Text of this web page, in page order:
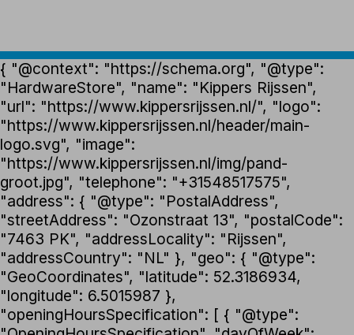
{ "@context": "https://schema.org", "@type":
"HardwareStore", "name": "Kippers Rijssen",
"url": "https://www.kippersrijssen.nl/", "logo":
"https://www.kippersrijssen.nl/header/main-
logo.svg", "image":
"https://www.kippersrijssen.nl/img/pand-
groot.jpg", "telephone": "+31548517575",
"address": { "@type": "PostalAddress",
"streetAddress": "Ozonstraat 13", "postalCode":
"7463 PK", "addressLocality": "Rijssen",
"addressCountry": "NL" }, "geo": { "@type":
"GeoCoordinates", "latitude": 52.3186934,
"longitude": 6.5015987 },
"openingHoursSpecification": [ { "@type":